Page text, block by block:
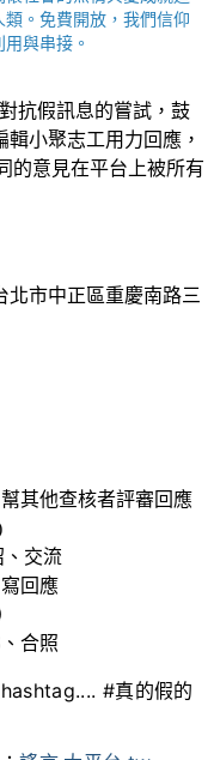
。免費開放，我們信仰
與串接。
抗假訊息的嘗試，鼓
小聚志工用力回應，
的意見在平台上被所有
北市中正區重慶南路三
幫其他查核者評審回應
、交流
寫回應
合照
#真的假的